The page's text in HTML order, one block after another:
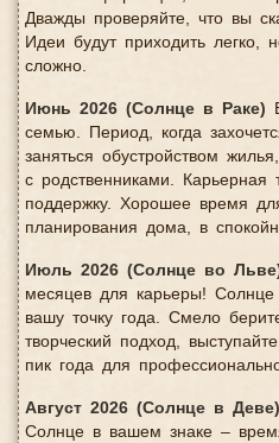
Дважды проверяйте, что вы
Идеи будут приходить легко,
сложно.
Июнь 2026 (Солнце в Раке)
семью. Период, когда
заняться обустройством
с родственниками. Карьерная
поддержку. Хорошее время для
планирования дома, в
Июль 2026 (Солнце во
месяцев для карьеры!
вашу точку года. Смело
творческий подход,
пик года для
Август 2026 (Солнце в Деве)
Солнце в вашем знаке –